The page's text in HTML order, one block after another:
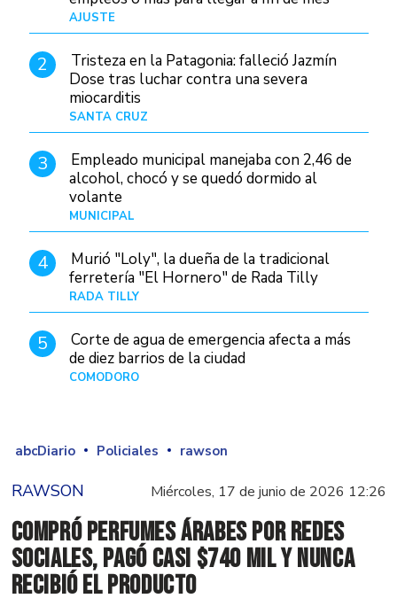
AJUSTE
2
Tristeza en la Patagonia: falleció Jazmín
Dose tras luchar contra una severa
miocarditis
SANTA CRUZ
3
Empleado municipal manejaba con 2,46 de
alcohol, chocó y se quedó dormido al
volante
MUNICIPAL
4
Murió "Loly", la dueña de la tradicional
ferretería "El Hornero" de Rada Tilly
RADA TILLY
5
Corte de agua de emergencia afecta a más
de diez barrios de la ciudad
COMODORO
abcDiario Policiales rawson
RAWSON Miércoles, 17 de junio de 2026 12:26
Compró perfumes árabes por redes
sociales, pagó casi $740 mil y nunca
recibió el producto